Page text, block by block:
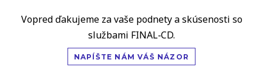
Vopred ďakujeme za vaše podnety a skúsenosti so
službami FINAL‑CD.
NAPÍŠTE NÁM VÁŠ NÁZOR